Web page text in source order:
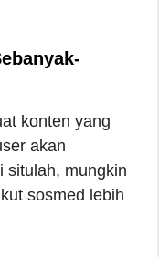
konten yang
akan
situlah, mungkin
sosmed lebih